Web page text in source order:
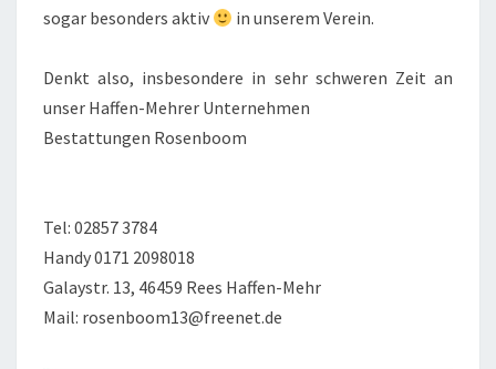
sogar besonders aktiv
in unserem Verein.
Denkt also, insbesondere in sehr schweren Zeit an
unser Haffen-Mehrer Unternehmen
Bestattungen Rosenboom
Tel: 02857 3784
Handy 0171 2098018
Galaystr. 13, 46459 Rees Haffen-Mehr
Mail: rosenboom13@freenet.de